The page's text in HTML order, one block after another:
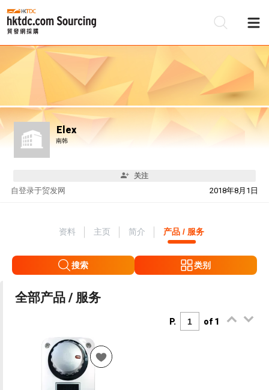
Elex
南韩
关注
自 2018年8月1日
登录于贸发网
资料 主页 简介 产品 / 服务
搜索 类别
全部产品 / 服务
P. of 1